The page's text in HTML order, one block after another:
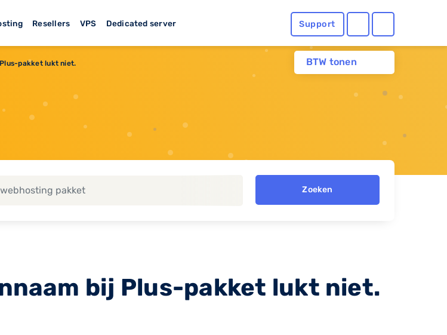
Resellers VPS Dedicated server Support
BTW tonen
pakket lukt niet.
Zoeken
bij Plus-pakket lukt niet.